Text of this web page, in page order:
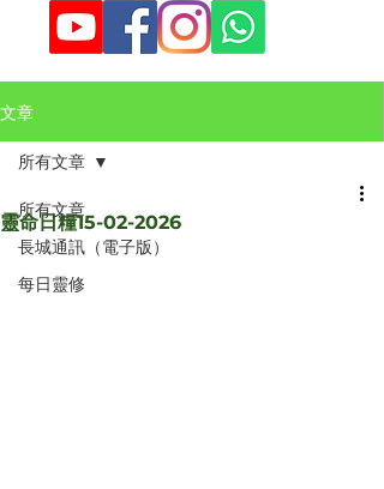
文章
所有文章
長城通訊（電子版）
每日靈修
所有文章
靈命日糧15-02-2026